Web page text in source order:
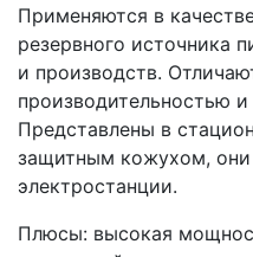
Применяются в
резервного источника
и производств.
производительностью
Представлены в
защитным кожухом,
электростанции.
Плюсы: высокая